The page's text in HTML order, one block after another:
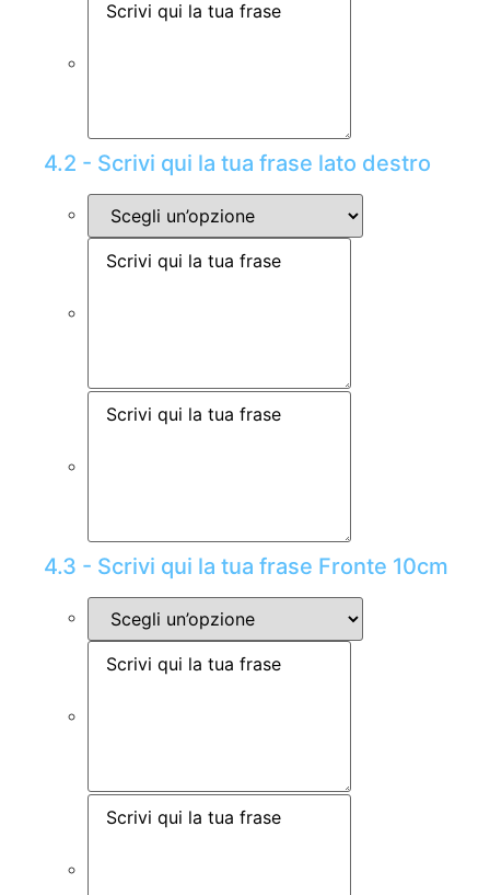
4.2 - Scrivi qui la tua frase lato destro
4.3 - Scrivi qui la tua frase Fronte 10cm